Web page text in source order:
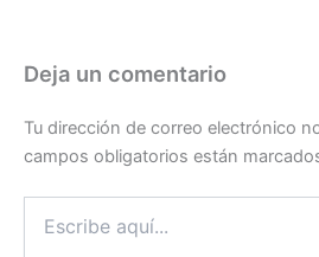
Deja un comentario
Tu dirección de correo electrónico
campos obligatorios están
aquí...